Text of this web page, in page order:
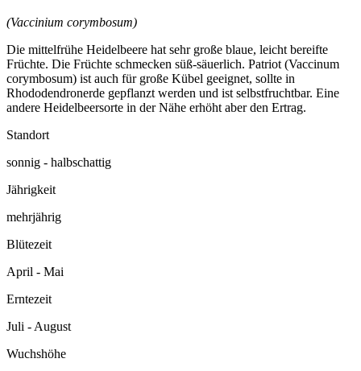
(Vaccinium corymbosum)
Die mittelfrühe Heidelbeere hat sehr große blaue, leicht bereifte
Früchte. Die Früchte schmecken süß-säuerlich. Patriot (Vaccinum
corymbosum) ist auch für große Kübel geeignet, sollte in
Rhododendronerde gepflanzt werden und ist selbstfruchtbar. Eine
andere Heidelbeersorte in der Nähe erhöht aber den Ertrag.
Standort
sonnig - halbschattig
Jährigkeit
mehrjährig
Blütezeit
April - Mai
Erntezeit
Juli - August
Wuchshöhe